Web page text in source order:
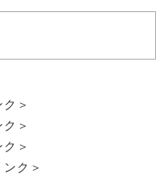
＞
＞
＞
ンク＞